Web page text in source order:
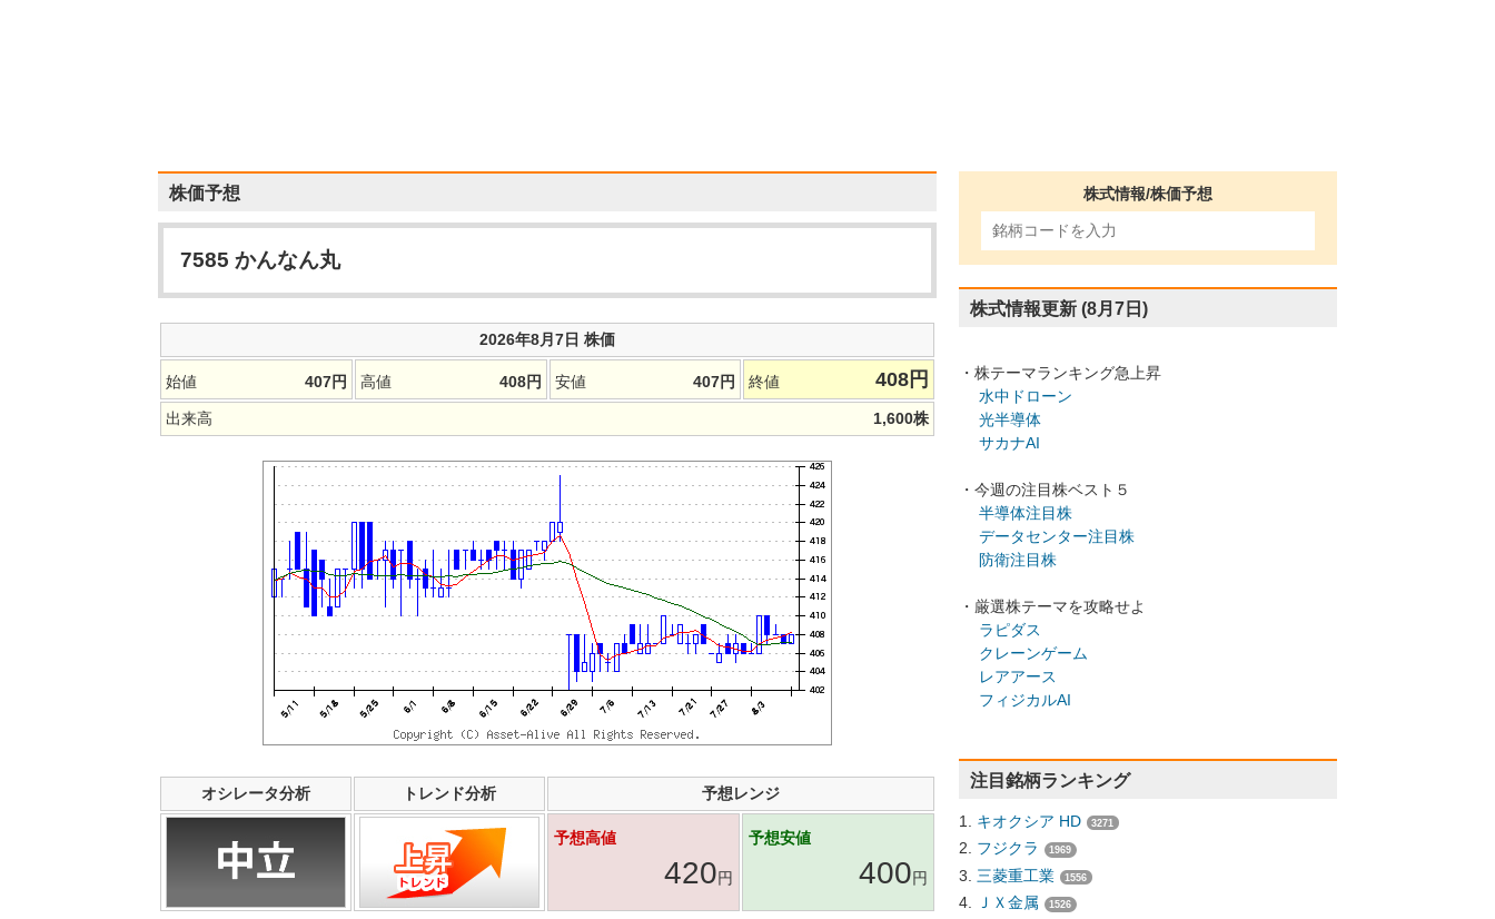
株価予想
7585 かんなん丸
2026年8月7日 株価
始値 407円 高値 408円 安値 407円 終値 408 円
出来高 1,600株
オシレータ分析 トレンド分析 予想レンジ
予想高値
420円
予想安値
400円
株式情報/株価予想
株式情報更新 (8月7日)
・株テーマランキング急上昇
水中ドローン
光半導体
サカナAI
・今週の注目株ベスト５
半導体注目株
データセンター注目株
防衛注目株
・厳選株テーマを攻略せよ
ラピダス
クレーンゲーム
レアアース
フィジカルAI
注目銘柄ランキング
キオクシア HD 3271
フジクラ 1969
三菱重工業 1556
ＪＸ金属 1526